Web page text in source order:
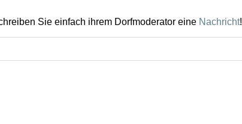
Sie einfach ihrem Dorfmoderator eine Nachricht!